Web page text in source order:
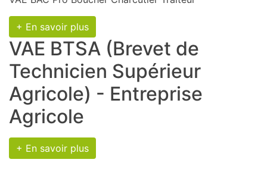
+ En savoir plus
VAE BTSA (Brevet de
Technicien Supérieur
Agricole) - Entreprise
Agricole
+ En savoir plus